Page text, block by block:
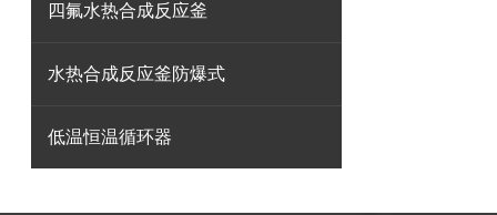
四氟水热合成反应釜
水热合成反应釜防爆式
低温恒温循环器